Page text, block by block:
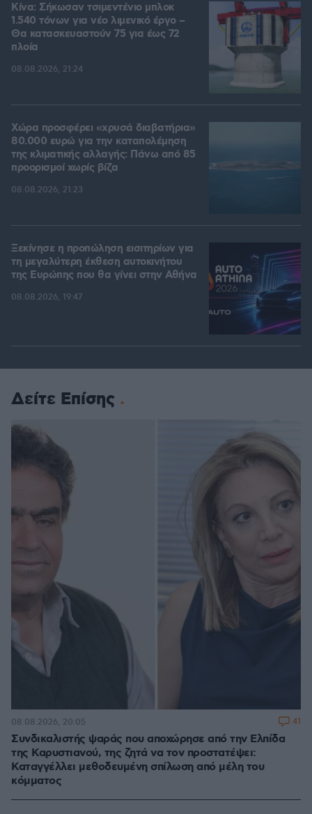
Κίνα: Σήκωσαν τσιμεντένιο μπλοκ
1.540 τόνων για νέο λιμενικό έργο –
Θα κατασκευαστούν 75 για έως 72
πλοία
08.08.2026, 21:24
Χώρα προσφέρει «χρυσά διαβατήρια»
80.000 ευρώ για την καταπολέμηση
της κλιματικής αλλαγής: Πάνω από 85
προορισμοί χωρίς βίζα
08.08.2026, 21:23
Ξεκίνησε η προπώληση εισιτηρίων για
τη μεγαλύτερη έκθεση αυτοκινήτου
της Ευρώπης που θα γίνει στην Αθήνα
08.08.2026, 19:47
Δείτε Επίσης
Συνδικαλιστής ψαράς που αποχώρησε από την Ελπίδα
της Καρυστιανού, της ζητά να τον προστατέψει:
Καταγγέλλει μεθοδευμένη σπίλωση από μέλη του
κόμματος
08.08.2026, 20:05 41